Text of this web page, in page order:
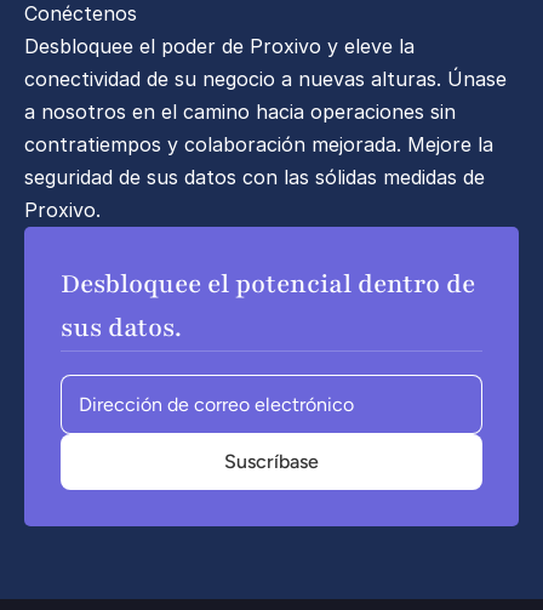
Conéctenos
Desbloquee el poder de Proxivo y eleve la
conectividad de su negocio a nuevas alturas. Únase
a nosotros en el camino hacia operaciones sin
contratiempos y colaboración mejorada. Mejore la
seguridad de sus datos con las sólidas medidas de
Proxivo.
Desbloquee el potencial dentro de
sus datos.